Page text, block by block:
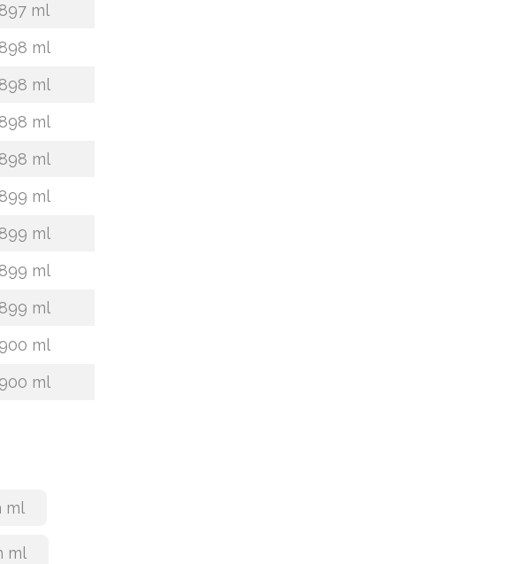
ml
ml
ml
ml
ml
ml
ml
ml
ml
ml
ml
ml
ml